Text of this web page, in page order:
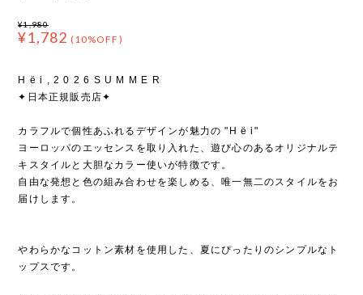
¥1,980
¥1,782 (10%OFF)
H ë i , 2 0 2 6 S U M M E R
✦日本正規販売店✦
カラフルで個性あふれるデザインが魅力の "H ë i"
ヨーロッパのエッセンスを取り入れた、遊び心のあるオリジナルテ
キスタイルと大胆なカラー使いが特徴です。
自由な発想と色の組み合わせを楽しめる、唯一無二のスタイルをお
届けします。
やわらかなコットン素材を使用した、夏にぴったりのシンプルなト
ップスです。